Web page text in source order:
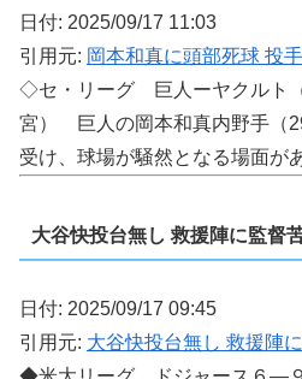
日付: 2025/09/17 11:03
引用元: 岡本和真に頭部死球 投
◇セ・リーグ 巨人ーヤクルト
宮） 巨人の岡本和真内野手（
受け、球場が騒然となる場面が
大谷快投台無し 救援陣に監督
日付: 2025/09/17 09:45
引用元: 大谷快投台無し 救援陣